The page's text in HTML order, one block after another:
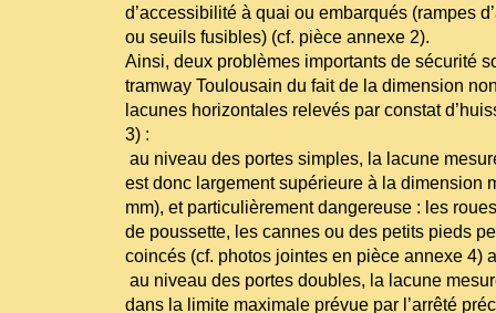
d’accessibilité à quai ou embarqués (rampes
ou seuils fusibles) (cf. pièce annexe 2).
Ainsi, deux problèmes importants de sécurité
tramway Toulousain du fait de la dimension
lacunes horizontales relevés par constat
3) :
au niveau des portes simples, la lacune
est donc largement supérieure à la dimension
mm), et particulièrement dangereuse : les
de poussette, les cannes ou des petits pieds
coincés (cf. photos jointes en pièce annexe 4)
au niveau des portes doubles, la lacune
dans la limite maximale prévue par l’arrêté